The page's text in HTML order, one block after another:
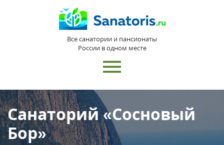
Все санатории и пансионаты
России в одном месте
Санаторий «Сосновый
Бор»